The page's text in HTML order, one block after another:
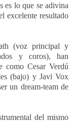
es lo que se adivina
excelente resultado
(voz principal y
y coros), han
como Cesar Verdú
(bajo) y Javi Vox
un dream-team de
del mismo